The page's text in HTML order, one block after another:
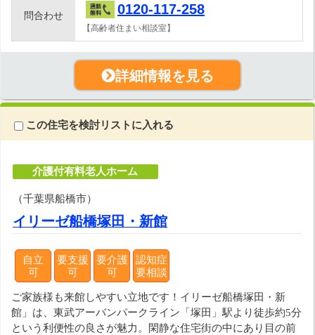
問合わせ 0120-117-258
【高齢者住まい相談室】
詳細情報を見る
この住宅を検討リストに入れる
介護付有料老人ホーム
（千葉県船橋市）
イリーゼ船橋塚田・新館
自立
可
要支援
可
要介護
可
認知症
要相談
ご家族様も来館しやすい立地です！イリーゼ船橋塚田・新
館」は、東武アーバンパークライン「塚田」駅より徒歩約5分
という利便性の良さが魅力。閑静な住宅街の中にあり目の前